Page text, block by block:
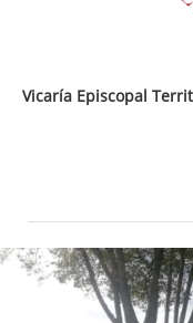
Vicaría Episcopal